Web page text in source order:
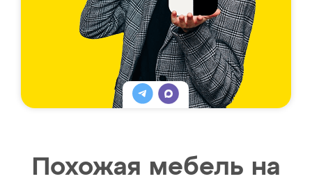
Похожая мебель на